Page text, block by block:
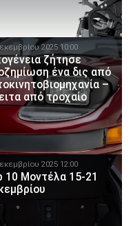
2025 10:00
ζήτησε
ένα δις από
–
από τροχαίο
2025 12:00
10 Μοντέλα 15-21